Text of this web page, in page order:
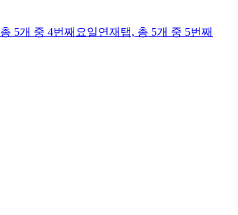
총 5개 중 4번째 요일연재 탭, 총 5개 중 5번째